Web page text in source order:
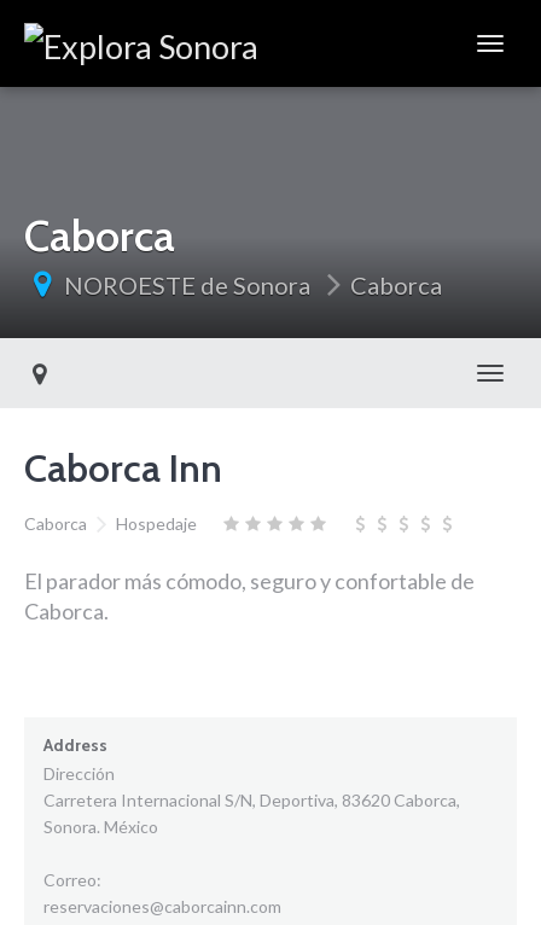
Caborca
NOROESTE de Sonora Caborca
Caborca Inn
Caborca Hospedaje
El parador más cómodo, seguro y confortable de
Caborca.
Address
Dirección
Carretera Internacional S/N, Deportiva, 83620 Caborca,
Sonora. México
Correo:
reservaciones@caborcainn.com